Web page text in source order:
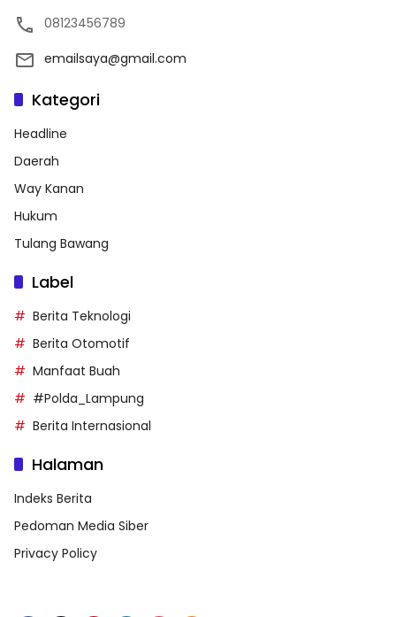
08123456789
emailsaya@gmail.com
Kategori
Headline
Daerah
Way Kanan
Hukum
Tulang Bawang
Label
Berita Teknologi
Berita Otomotif
Manfaat Buah
#Polda_Lampung
Berita Internasional
Halaman
Indeks Berita
Pedoman Media Siber
Privacy Policy